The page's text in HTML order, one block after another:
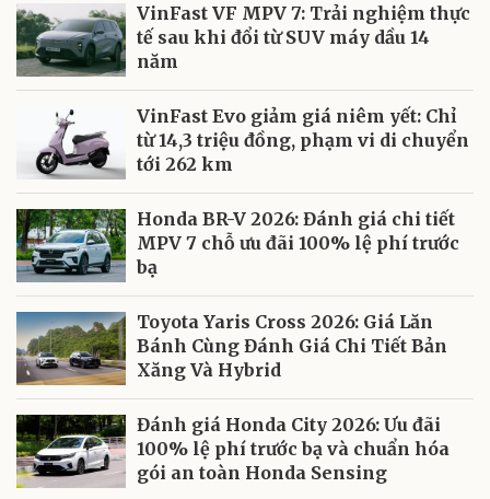
VinFast VF MPV 7: Trải nghiệm thực
tế sau khi đổi từ SUV máy dầu 14
năm
VinFast Evo giảm giá niêm yết: Chỉ
từ 14,3 triệu đồng, phạm vi di chuyển
tới 262 km
Honda BR-V 2026: Đánh giá chi tiết
MPV 7 chỗ ưu đãi 100% lệ phí trước
bạ
Toyota Yaris Cross 2026: Giá Lăn
Bánh Cùng Đánh Giá Chi Tiết Bản
Xăng Và Hybrid
Đánh giá Honda City 2026: Ưu đãi
100% lệ phí trước bạ và chuẩn hóa
gói an toàn Honda Sensing